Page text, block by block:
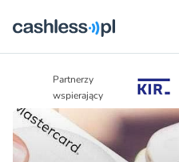
Partnerzy
wspierający